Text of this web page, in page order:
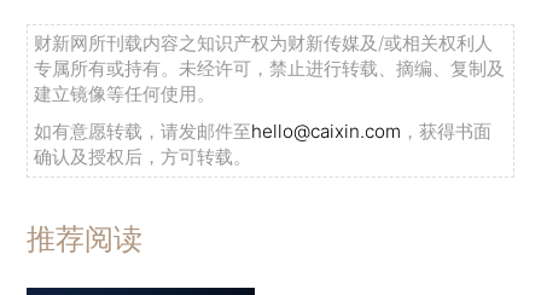
财新网所刊载内容之知识产权为财新传媒及/或相关权利人
专属所有或持有。未经许可，禁止进行转载、摘编、复制及
建立镜像等任何使用。
如有意愿转载，请发邮件至hello@caixin.com ，获得书面
确认及授权后，方可转载。
推荐阅读